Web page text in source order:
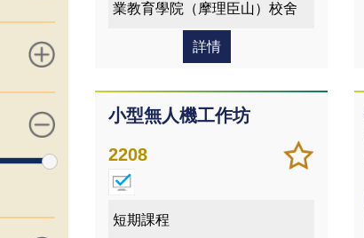
業教育學院（摩理臣山）校舍
詳情
小型無人機工作坊
加
入/
儲存
課程
2208
短期課程